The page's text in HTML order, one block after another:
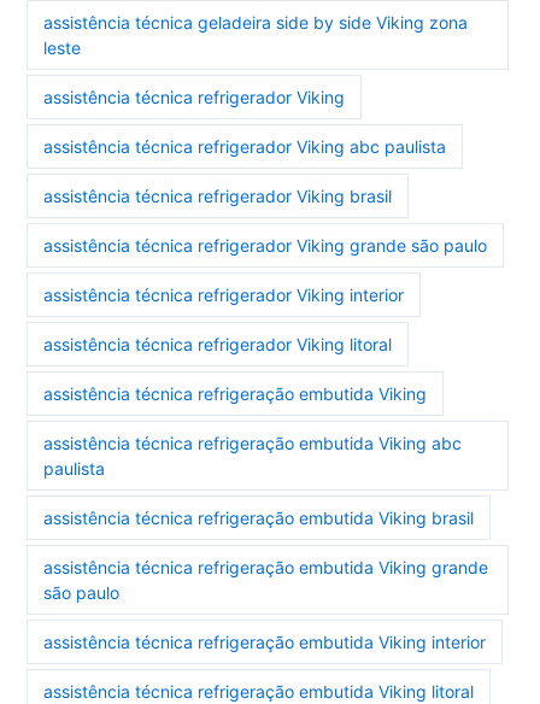
assistência técnica geladeira side by side Viking zona
leste
assistência técnica refrigerador Viking
assistência técnica refrigerador Viking abc paulista
assistência técnica refrigerador Viking brasil
assistência técnica refrigerador Viking grande são paulo
assistência técnica refrigerador Viking interior
assistência técnica refrigerador Viking litoral
assistência técnica refrigeração embutida Viking
assistência técnica refrigeração embutida Viking abc
paulista
assistência técnica refrigeração embutida Viking brasil
assistência técnica refrigeração embutida Viking grande
são paulo
assistência técnica refrigeração embutida Viking interior
assistência técnica refrigeração embutida Viking litoral